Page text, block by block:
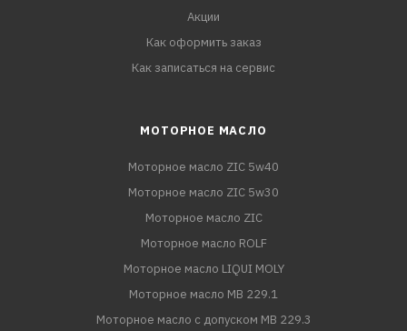
Акции
Как оформить заказ
Как записаться на сервис
МОТОРНОЕ МАСЛО
Моторное масло ZIC 5w40
Моторное масло ZIC 5w30
Моторное масло ZIC
Моторное масло ROLF
Моторное масло LIQUI MOLY
Моторное масло MB 229.1
Моторное масло с допуском MB 229.3